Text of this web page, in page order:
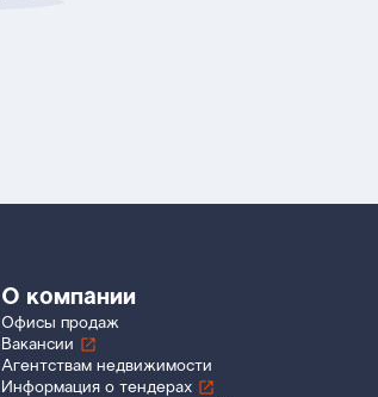
О компании
Офисы продаж
Вакансии
Агентствам недвижимости
Информация о тендерах